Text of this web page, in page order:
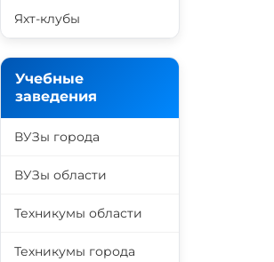
Яхт-клубы
Учебные
заведения
ВУЗы города
ВУЗы области
Техникумы области
Техникумы города